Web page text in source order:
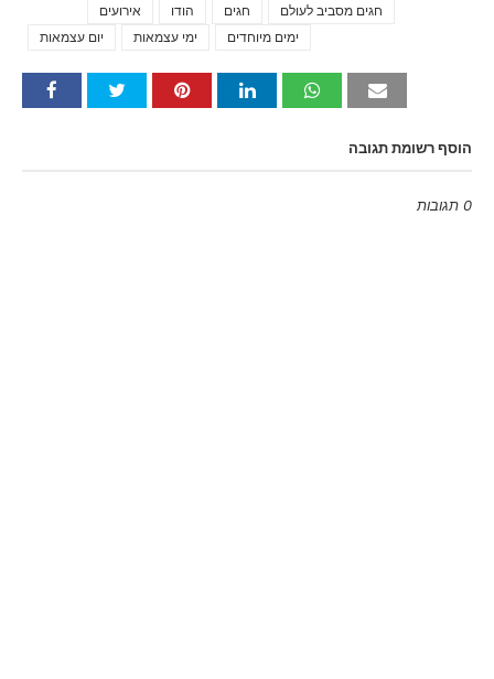
אירועים הודו חגים
חגים מסביב לעולם
יום עצמאות
ימי עצמאות ימים מיוחדים
הוסף רשומת תגובה
0 תגובות